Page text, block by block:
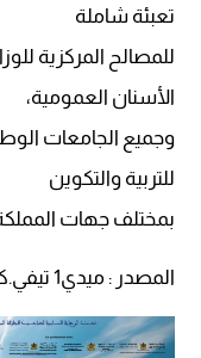
تعبئة شاملة
للمصالح المركزية
الأسنان العمومية،
وجميع الجامعات
للتربية والتكوين
بمختلف جهات
المصدر : ميدي1 تيفي.كوم و و.م.ع